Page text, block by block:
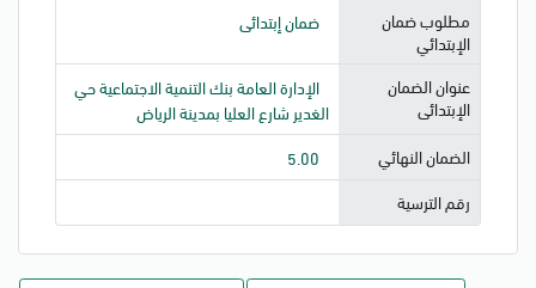
مطلوب ضمان
الإبتدائي
ضمان إبتدائى
عنوان الضمان
الإبتدائى
الإدارة العامة بنك التنمية الاجتماعية حي
الغدير شارع العليا بمدينة الرياض
الضمان النهائي
5.00
رقم الترسية